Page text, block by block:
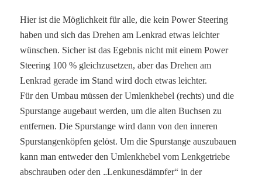
Hier ist die Möglichkeit für alle, die kein Power Steering
haben und sich das Drehen am Lenkrad etwas leichter
wünschen. Sicher ist das Egebnis nicht mit einem Power
Steering 100 % gleichzusetzen, aber das Drehen am
Lenkrad gerade im Stand wird doch etwas leichter.
Für den Umbau müssen der Umlenkhebel (rechts) und die
Spurstange augebaut werden, um die alten Buchsen zu
entfernen. Die Spurstange wird dann von den inneren
Spurstangenköpfen gelöst. Um die Spurstange auszubauen
kann man entweder den Umlenkhebel vom Lenkgetriebe
abschrauben oder den „Lenkungsdämpfer“ in der